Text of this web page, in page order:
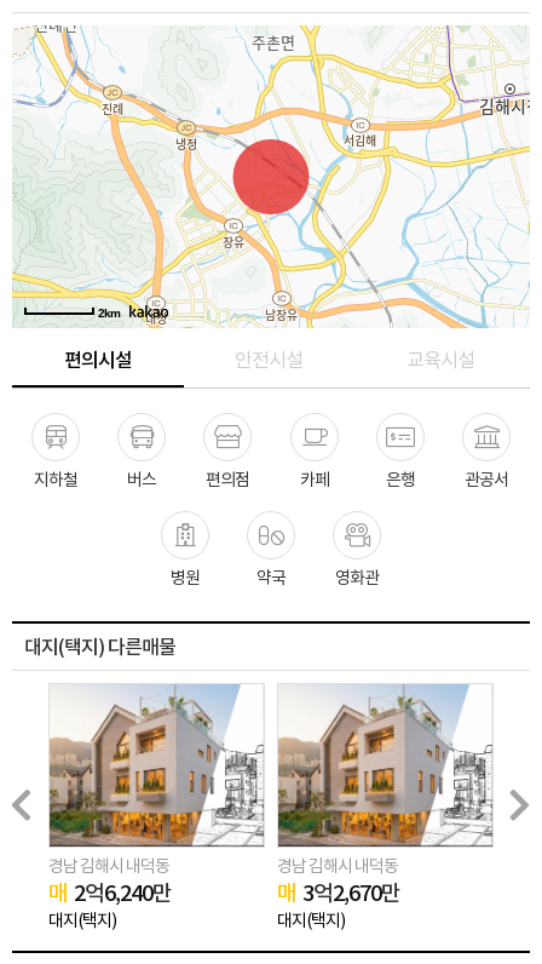
2km
편의시설 안전시설 교육시설
지하철 버스 편의점 카페 은행 관공서
병원 약국 영화관
대지(택지) 다른매물
경남 김해시 내덕동
매 2억6,240만
대지(택지)
경남 김해시 내덕동
매 3억2,670만
대지(택지)